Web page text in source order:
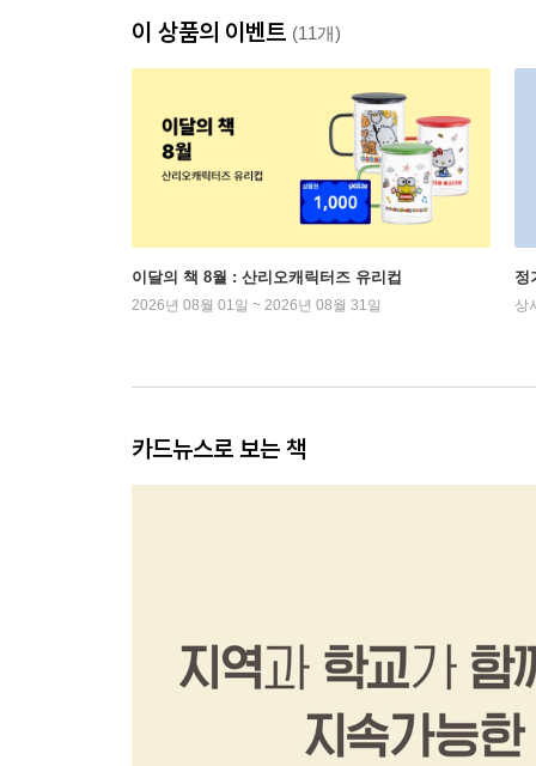
이 상품의 이벤트 (11개)
이달의 책 8월 : 산리오캐릭터즈 유리컵
2026년 08월 01일 ~ 2026년 08월 31일
정
상
카드뉴스로 보는 책